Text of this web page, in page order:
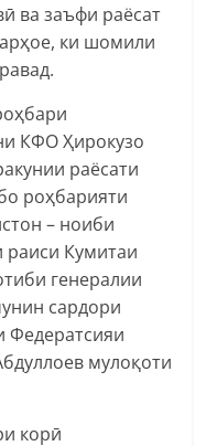
ва заъфи раёсат
ки шомили
КФО Ҳирокузо
раёсати
роҳбарияти
– ноиби
раиси Кумитаи
генералии
сардори
Федератсияи
мулоқоти
корӣ